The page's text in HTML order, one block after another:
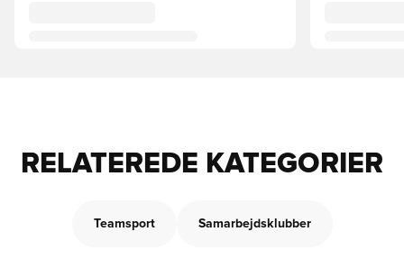
RELATEREDE KATEGORIER
Teamsport Samarbejdsklubber